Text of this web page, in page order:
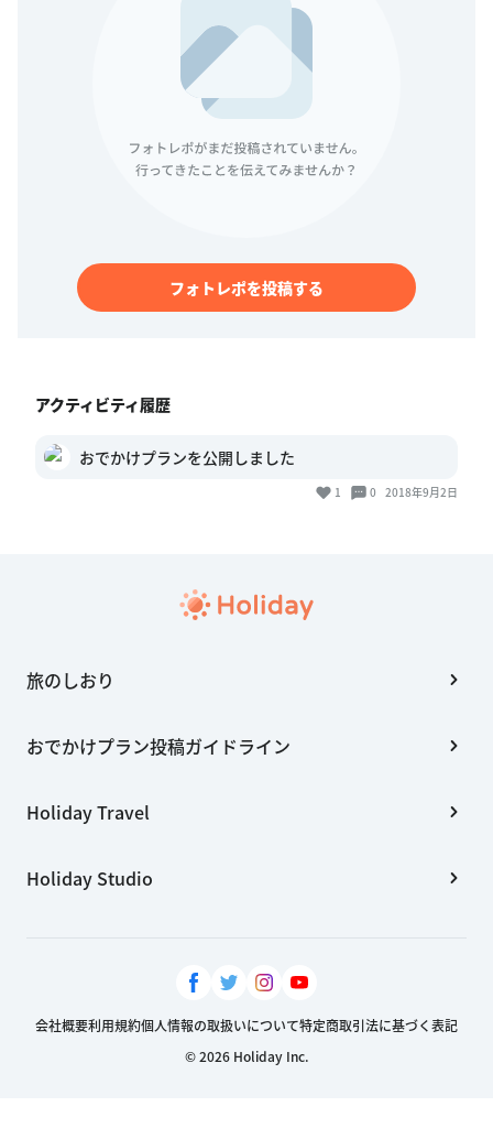
フォトレポを投稿する
アクティビティ履歴
おでかけプランを公開しました
1 0 2018年9月2日
旅のしおり
おでかけプラン投稿ガイドライン
Holiday Travel
Holiday Studio
会社概要利用規約個人情報の取扱いについて特定商取引法に基づく表記
© 2026 Holiday Inc.